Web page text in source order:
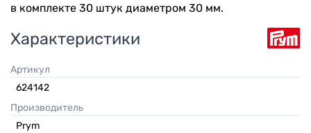
в комплекте 30 штук диаметром 30 мм.
Характеристики
Артикул
624142
Производитель
Prym